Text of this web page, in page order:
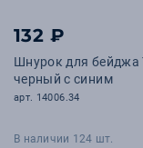
132 ₽
Шнурок для бейджа
черный с синим
арт. 14006.34
В наличии 124 шт.